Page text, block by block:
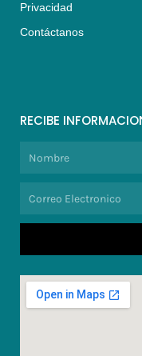
Privacidad
Contáctanos
RECIBE